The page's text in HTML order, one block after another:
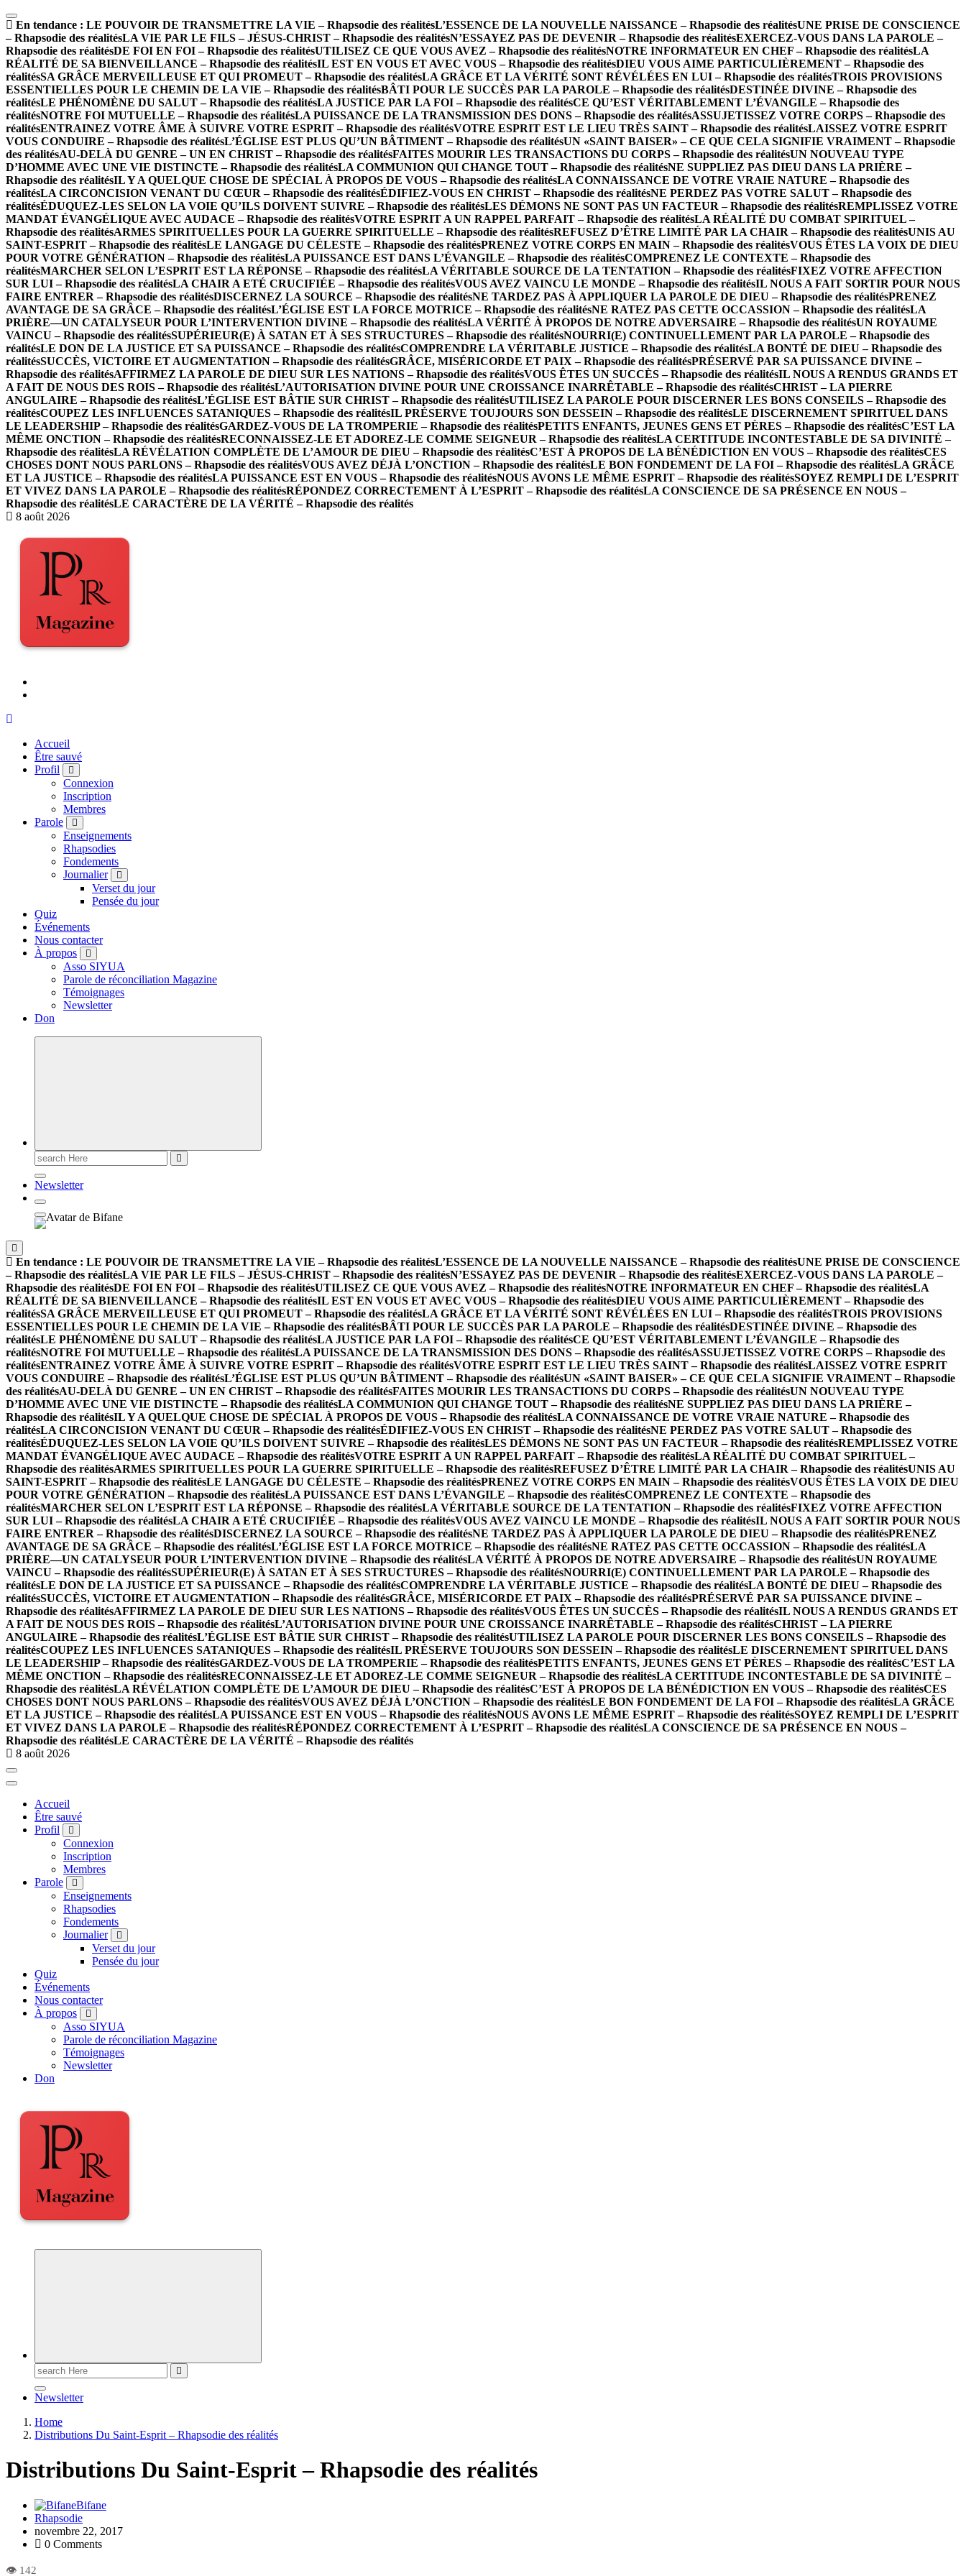
En tendance : LE POUVOIR DE TRANSMETTRE LA VIE – Rhapsodie des réalitésL’ESSENCE DE LA NOUVELLE NAISSANCE – Rhapsodie des réalitésUNE PRISE DE CONSCIENCE
– Rhapsodie des réalitésLA VIE PAR LE FILS – JÉSUS-CHRIST – Rhapsodie des réalitésN’ESSAYEZ PAS DE DEVENIR – Rhapsodie des réalitésEXERCEZ-VOUS DANS LA PAROLE –
Rhapsodie des réalitésDE FOI EN FOI – Rhapsodie des réalitésUTILISEZ CE QUE VOUS AVEZ – Rhapsodie des réalitésNOTRE INFORMATEUR EN CHEF – Rhapsodie des réalitésLA
RÉALITÉ DE SA BIENVEILLANCE – Rhapsodie des réalitésIL EST EN VOUS ET AVEC VOUS – Rhapsodie des réalitésDIEU VOUS AIME PARTICULIÈREMENT – Rhapsodie des
réalitésSA GRÂCE MERVEILLEUSE ET QUI PROMEUT – Rhapsodie des réalitésLA GRÂCE ET LA VÉRITÉ SONT RÉVÉLÉES EN LUI – Rhapsodie des réalitésTROIS PROVISIONS
ESSENTIELLES POUR LE CHEMIN DE LA VIE – Rhapsodie des réalitésBÂTI POUR LE SUCCÈS PAR LA PAROLE – Rhapsodie des réalitésDESTINÉE DIVINE – Rhapsodie des
réalitésLE PHÉNOMÈNE DU SALUT – Rhapsodie des réalitésLA JUSTICE PAR LA FOI – Rhapsodie des réalitésCE QU’EST VÉRITABLEMENT L’ÉVANGILE – Rhapsodie des
réalitésNOTRE FOI MUTUELLE – Rhapsodie des réalitésLA PUISSANCE DE LA TRANSMISSION DES DONS – Rhapsodie des réalitésASSUJETISSEZ VOTRE CORPS – Rhapsodie des
réalitésENTRAINEZ VOTRE ÂME À SUIVRE VOTRE ESPRIT – Rhapsodie des réalitésVOTRE ESPRIT EST LE LIEU TRÈS SAINT – Rhapsodie des réalitésLAISSEZ VOTRE ESPRIT
VOUS CONDUIRE – Rhapsodie des réalitésL’ÉGLISE EST PLUS QU’UN BÂTIMENT – Rhapsodie des réalitésUN «SAINT BAISER» – CE QUE CELA SIGNIFIE VRAIMENT – Rhapsodie
des réalitésAU-DELÀ DU GENRE – UN EN CHRIST – Rhapsodie des réalitésFAITES MOURIR LES TRANSACTIONS DU CORPS – Rhapsodie des réalitésUN NOUVEAU TYPE
D’HOMME AVEC UNE VIE DISTINCTE – Rhapsodie des réalitésLA COMMUNION QUI CHANGE TOUT – Rhapsodie des réalitésNE SUPPLIEZ PAS DIEU DANS LA PRIÈRE –
Rhapsodie des réalitésIL Y A QUELQUE CHOSE DE SPÉCIAL À PROPOS DE VOUS – Rhapsodie des réalitésLA CONNAISSANCE DE VOTRE VRAIE NATURE – Rhapsodie des
réalitésLA CIRCONCISION VENANT DU CŒUR – Rhapsodie des réalitésÉDIFIEZ-VOUS EN CHRIST – Rhapsodie des réalitésNE PERDEZ PAS VOTRE SALUT – Rhapsodie des
réalitésÉDUQUEZ-LES SELON LA VOIE QU’ILS DOIVENT SUIVRE – Rhapsodie des réalitésLES DÉMONS NE SONT PAS UN FACTEUR – Rhapsodie des réalitésREMPLISSEZ VOTRE
MANDAT ÉVANGÉLIQUE AVEC AUDACE – Rhapsodie des réalitésVOTRE ESPRIT A UN RAPPEL PARFAIT – Rhapsodie des réalitésLA RÉALITÉ DU COMBAT SPIRITUEL –
Rhapsodie des réalitésARMES SPIRITUELLES POUR LA GUERRE SPIRITUELLE – Rhapsodie des réalitésREFUSEZ D’ÊTRE LIMITÉ PAR LA CHAIR – Rhapsodie des réalitésUNIS AU
SAINT-ESPRIT – Rhapsodie des réalitésLE LANGAGE DU CÉLESTE – Rhapsodie des réalitésPRENEZ VOTRE CORPS EN MAIN – Rhapsodie des réalitésVOUS ÊTES LA VOIX DE DIEU
POUR VOTRE GÉNÉRATION – Rhapsodie des réalitésLA PUISSANCE EST DANS L’ÉVANGILE – Rhapsodie des réalitésCOMPRENEZ LE CONTEXTE – Rhapsodie des
réalitésMARCHER SELON L’ESPRIT EST LA RÉPONSE – Rhapsodie des réalitésLA VÉRITABLE SOURCE DE LA TENTATION – Rhapsodie des réalitésFIXEZ VOTRE AFFECTION
SUR LUI – Rhapsodie des réalitésLA CHAIR A ETÉ CRUCIFIÉE – Rhapsodie des réalitésVOUS AVEZ VAINCU LE MONDE – Rhapsodie des réalitésIL NOUS A FAIT SORTIR POUR NOUS
FAIRE ENTRER – Rhapsodie des réalitésDISCERNEZ LA SOURCE – Rhapsodie des réalitésNE TARDEZ PAS À APPLIQUER LA PAROLE DE DIEU – Rhapsodie des réalitésPRENEZ
AVANTAGE DE SA GRÂCE – Rhapsodie des réalitésL’ÉGLISE EST LA FORCE MOTRICE – Rhapsodie des réalitésNE RATEZ PAS CETTE OCCASSION – Rhapsodie des réalitésLA
PRIÈRE—UN CATALYSEUR POUR L’INTERVENTION DIVINE – Rhapsodie des réalitésLA VÉRITÉ À PROPOS DE NOTRE ADVERSAIRE – Rhapsodie des réalitésUN ROYAUME
VAINCU – Rhapsodie des réalitésSUPÉRIEUR(E) À SATAN ET À SES STRUCTURES – Rhapsodie des réalitésNOURRI(E) CONTINUELLEMENT PAR LA PAROLE – Rhapsodie des
réalitésLE DON DE LA JUSTICE ET SA PUISSANCE – Rhapsodie des réalitésCOMPRENDRE LA VÉRITABLE JUSTICE – Rhapsodie des réalitésLA BONTÉ DE DIEU – Rhapsodie des
réalitésSUCCÈS, VICTOIRE ET AUGMENTATION – Rhapsodie des réalitésGRÂCE, MISÉRICORDE ET PAIX – Rhapsodie des réalitésPRÉSERVÉ PAR SA PUISSANCE DIVINE –
Rhapsodie des réalitésAFFIRMEZ LA PAROLE DE DIEU SUR LES NATIONS – Rhapsodie des réalitésVOUS ÊTES UN SUCCÈS – Rhapsodie des réalitésIL NOUS A RENDUS GRANDS ET
A FAIT DE NOUS DES ROIS – Rhapsodie des réalitésL’AUTORISATION DIVINE POUR UNE CROISSANCE INARRÊTABLE – Rhapsodie des réalitésCHRIST – LA PIERRE
ANGULAIRE – Rhapsodie des réalitésL’ÉGLISE EST BÂTIE SUR CHRIST – Rhapsodie des réalitésUTILISEZ LA PAROLE POUR DISCERNER LES BONS CONSEILS – Rhapsodie des
réalitésCOUPEZ LES INFLUENCES SATANIQUES – Rhapsodie des réalitésIL PRÉSERVE TOUJOURS SON DESSEIN – Rhapsodie des réalitésLE DISCERNEMENT SPIRITUEL DANS
LE LEADERSHIP – Rhapsodie des réalitésGARDEZ-VOUS DE LA TROMPERIE – Rhapsodie des réalitésPETITS ENFANTS, JEUNES GENS ET PÈRES – Rhapsodie des réalitésC’EST LA
MÊME ONCTION – Rhapsodie des réalitésRECONNAISSEZ-LE ET ADOREZ-LE COMME SEIGNEUR – Rhapsodie des réalitésLA CERTITUDE INCONTESTABLE DE SA DIVINITÉ –
Rhapsodie des réalitésLA RÉVÉLATION COMPLÈTE DE L’AMOUR DE DIEU – Rhapsodie des réalitésC’EST À PROPOS DE LA BÉNÉDICTION EN VOUS – Rhapsodie des réalitésCES
CHOSES DONT NOUS PARLONS – Rhapsodie des réalitésVOUS AVEZ DÉJÀ L’ONCTION – Rhapsodie des réalitésLE BON FONDEMENT DE LA FOI – Rhapsodie des réalitésLA GRÂCE
ET LA JUSTICE – Rhapsodie des réalitésLA PUISSANCE EST EN VOUS – Rhapsodie des réalitésNOUS AVONS LE MÊME ESPRIT – Rhapsodie des réalitésSOYEZ REMPLI DE L’ESPRIT
ET VIVEZ DANS LA PAROLE – Rhapsodie des réalitésRÉPONDEZ CORRECTEMENT À L’ESPRIT – Rhapsodie des réalitésLA CONSCIENCE DE SA PRÉSENCE EN NOUS –
Rhapsodie des réalitésLE CARACTÈRE DE LA VÉRITÉ – Rhapsodie des réalités
8 août 2026
Accueil
Être sauvé
Profil
Connexion
Inscription
Membres
Parole
Enseignements
Rhapsodies
Fondements
Journalier
Verset du jour
Pensée du jour
Quiz
Événements
Nous contacter
À propos
Asso SIYUA
Parole de réconciliation Magazine
Témoignages
Newsletter
Don
Newsletter
En tendance : LE POUVOIR DE TRANSMETTRE LA VIE – Rhapsodie des réalitésL’ESSENCE DE LA NOUVELLE NAISSANCE – Rhapsodie des réalitésUNE PRISE DE CONSCIENCE
– Rhapsodie des réalitésLA VIE PAR LE FILS – JÉSUS-CHRIST – Rhapsodie des réalitésN’ESSAYEZ PAS DE DEVENIR – Rhapsodie des réalitésEXERCEZ-VOUS DANS LA PAROLE –
Rhapsodie des réalitésDE FOI EN FOI – Rhapsodie des réalitésUTILISEZ CE QUE VOUS AVEZ – Rhapsodie des réalitésNOTRE INFORMATEUR EN CHEF – Rhapsodie des réalitésLA
RÉALITÉ DE SA BIENVEILLANCE – Rhapsodie des réalitésIL EST EN VOUS ET AVEC VOUS – Rhapsodie des réalitésDIEU VOUS AIME PARTICULIÈREMENT – Rhapsodie des
réalitésSA GRÂCE MERVEILLEUSE ET QUI PROMEUT – Rhapsodie des réalitésLA GRÂCE ET LA VÉRITÉ SONT RÉVÉLÉES EN LUI – Rhapsodie des réalitésTROIS PROVISIONS
ESSENTIELLES POUR LE CHEMIN DE LA VIE – Rhapsodie des réalitésBÂTI POUR LE SUCCÈS PAR LA PAROLE – Rhapsodie des réalitésDESTINÉE DIVINE – Rhapsodie des
réalitésLE PHÉNOMÈNE DU SALUT – Rhapsodie des réalitésLA JUSTICE PAR LA FOI – Rhapsodie des réalitésCE QU’EST VÉRITABLEMENT L’ÉVANGILE – Rhapsodie des
réalitésNOTRE FOI MUTUELLE – Rhapsodie des réalitésLA PUISSANCE DE LA TRANSMISSION DES DONS – Rhapsodie des réalitésASSUJETISSEZ VOTRE CORPS – Rhapsodie des
réalitésENTRAINEZ VOTRE ÂME À SUIVRE VOTRE ESPRIT – Rhapsodie des réalitésVOTRE ESPRIT EST LE LIEU TRÈS SAINT – Rhapsodie des réalitésLAISSEZ VOTRE ESPRIT
VOUS CONDUIRE – Rhapsodie des réalitésL’ÉGLISE EST PLUS QU’UN BÂTIMENT – Rhapsodie des réalitésUN «SAINT BAISER» – CE QUE CELA SIGNIFIE VRAIMENT – Rhapsodie
des réalitésAU-DELÀ DU GENRE – UN EN CHRIST – Rhapsodie des réalitésFAITES MOURIR LES TRANSACTIONS DU CORPS – Rhapsodie des réalitésUN NOUVEAU TYPE
D’HOMME AVEC UNE VIE DISTINCTE – Rhapsodie des réalitésLA COMMUNION QUI CHANGE TOUT – Rhapsodie des réalitésNE SUPPLIEZ PAS DIEU DANS LA PRIÈRE –
Rhapsodie des réalitésIL Y A QUELQUE CHOSE DE SPÉCIAL À PROPOS DE VOUS – Rhapsodie des réalitésLA CONNAISSANCE DE VOTRE VRAIE NATURE – Rhapsodie des
réalitésLA CIRCONCISION VENANT DU CŒUR – Rhapsodie des réalitésÉDIFIEZ-VOUS EN CHRIST – Rhapsodie des réalitésNE PERDEZ PAS VOTRE SALUT – Rhapsodie des
réalitésÉDUQUEZ-LES SELON LA VOIE QU’ILS DOIVENT SUIVRE – Rhapsodie des réalitésLES DÉMONS NE SONT PAS UN FACTEUR – Rhapsodie des réalitésREMPLISSEZ VOTRE
MANDAT ÉVANGÉLIQUE AVEC AUDACE – Rhapsodie des réalitésVOTRE ESPRIT A UN RAPPEL PARFAIT – Rhapsodie des réalitésLA RÉALITÉ DU COMBAT SPIRITUEL –
Rhapsodie des réalitésARMES SPIRITUELLES POUR LA GUERRE SPIRITUELLE – Rhapsodie des réalitésREFUSEZ D’ÊTRE LIMITÉ PAR LA CHAIR – Rhapsodie des réalitésUNIS AU
SAINT-ESPRIT – Rhapsodie des réalitésLE LANGAGE DU CÉLESTE – Rhapsodie des réalitésPRENEZ VOTRE CORPS EN MAIN – Rhapsodie des réalitésVOUS ÊTES LA VOIX DE DIEU
POUR VOTRE GÉNÉRATION – Rhapsodie des réalitésLA PUISSANCE EST DANS L’ÉVANGILE – Rhapsodie des réalitésCOMPRENEZ LE CONTEXTE – Rhapsodie des
réalitésMARCHER SELON L’ESPRIT EST LA RÉPONSE – Rhapsodie des réalitésLA VÉRITABLE SOURCE DE LA TENTATION – Rhapsodie des réalitésFIXEZ VOTRE AFFECTION
SUR LUI – Rhapsodie des réalitésLA CHAIR A ETÉ CRUCIFIÉE – Rhapsodie des réalitésVOUS AVEZ VAINCU LE MONDE – Rhapsodie des réalitésIL NOUS A FAIT SORTIR POUR NOUS
FAIRE ENTRER – Rhapsodie des réalitésDISCERNEZ LA SOURCE – Rhapsodie des réalitésNE TARDEZ PAS À APPLIQUER LA PAROLE DE DIEU – Rhapsodie des réalitésPRENEZ
AVANTAGE DE SA GRÂCE – Rhapsodie des réalitésL’ÉGLISE EST LA FORCE MOTRICE – Rhapsodie des réalitésNE RATEZ PAS CETTE OCCASSION – Rhapsodie des réalitésLA
PRIÈRE—UN CATALYSEUR POUR L’INTERVENTION DIVINE – Rhapsodie des réalitésLA VÉRITÉ À PROPOS DE NOTRE ADVERSAIRE – Rhapsodie des réalitésUN ROYAUME
VAINCU – Rhapsodie des réalitésSUPÉRIEUR(E) À SATAN ET À SES STRUCTURES – Rhapsodie des réalitésNOURRI(E) CONTINUELLEMENT PAR LA PAROLE – Rhapsodie des
réalitésLE DON DE LA JUSTICE ET SA PUISSANCE – Rhapsodie des réalitésCOMPRENDRE LA VÉRITABLE JUSTICE – Rhapsodie des réalitésLA BONTÉ DE DIEU – Rhapsodie des
réalitésSUCCÈS, VICTOIRE ET AUGMENTATION – Rhapsodie des réalitésGRÂCE, MISÉRICORDE ET PAIX – Rhapsodie des réalitésPRÉSERVÉ PAR SA PUISSANCE DIVINE –
Rhapsodie des réalitésAFFIRMEZ LA PAROLE DE DIEU SUR LES NATIONS – Rhapsodie des réalitésVOUS ÊTES UN SUCCÈS – Rhapsodie des réalitésIL NOUS A RENDUS GRANDS ET
A FAIT DE NOUS DES ROIS – Rhapsodie des réalitésL’AUTORISATION DIVINE POUR UNE CROISSANCE INARRÊTABLE – Rhapsodie des réalitésCHRIST – LA PIERRE
ANGULAIRE – Rhapsodie des réalitésL’ÉGLISE EST BÂTIE SUR CHRIST – Rhapsodie des réalitésUTILISEZ LA PAROLE POUR DISCERNER LES BONS CONSEILS – Rhapsodie des
réalitésCOUPEZ LES INFLUENCES SATANIQUES – Rhapsodie des réalitésIL PRÉSERVE TOUJOURS SON DESSEIN – Rhapsodie des réalitésLE DISCERNEMENT SPIRITUEL DANS
LE LEADERSHIP – Rhapsodie des réalitésGARDEZ-VOUS DE LA TROMPERIE – Rhapsodie des réalitésPETITS ENFANTS, JEUNES GENS ET PÈRES – Rhapsodie des réalitésC’EST LA
MÊME ONCTION – Rhapsodie des réalitésRECONNAISSEZ-LE ET ADOREZ-LE COMME SEIGNEUR – Rhapsodie des réalitésLA CERTITUDE INCONTESTABLE DE SA DIVINITÉ –
Rhapsodie des réalitésLA RÉVÉLATION COMPLÈTE DE L’AMOUR DE DIEU – Rhapsodie des réalitésC’EST À PROPOS DE LA BÉNÉDICTION EN VOUS – Rhapsodie des réalitésCES
CHOSES DONT NOUS PARLONS – Rhapsodie des réalitésVOUS AVEZ DÉJÀ L’ONCTION – Rhapsodie des réalitésLE BON FONDEMENT DE LA FOI – Rhapsodie des réalitésLA GRÂCE
ET LA JUSTICE – Rhapsodie des réalitésLA PUISSANCE EST EN VOUS – Rhapsodie des réalitésNOUS AVONS LE MÊME ESPRIT – Rhapsodie des réalitésSOYEZ REMPLI DE L’ESPRIT
ET VIVEZ DANS LA PAROLE – Rhapsodie des réalitésRÉPONDEZ CORRECTEMENT À L’ESPRIT – Rhapsodie des réalitésLA CONSCIENCE DE SA PRÉSENCE EN NOUS –
Rhapsodie des réalitésLE CARACTÈRE DE LA VÉRITÉ – Rhapsodie des réalités
8 août 2026
Accueil
Être sauvé
Profil
Connexion
Inscription
Membres
Parole
Enseignements
Rhapsodies
Fondements
Journalier
Verset du jour
Pensée du jour
Quiz
Événements
Nous contacter
À propos
Asso SIYUA
Parole de réconciliation Magazine
Témoignages
Newsletter
Don
Newsletter
Home
Distributions Du Saint-Esprit – Rhapsodie des réalités
Distributions Du Saint-Esprit – Rhapsodie des réalités
Bifane
Rhapsodie
novembre 22, 2017
0 Comments